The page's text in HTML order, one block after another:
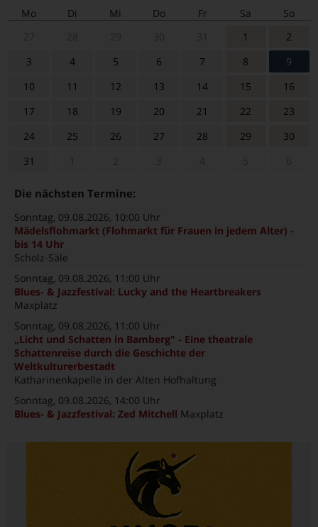
Mo Di Mi Do Fr Sa
So
1
2
3
4 5 6 7 8
9
10
11 12 13 14 15
16
17
18 19 20 21 22
23
24
25 26 27 28 29
30
31
Die nächsten Termine:
Sonntag, 09.08.2026, 10:00 Uhr
Mädelsflohmarkt (Flohmarkt für Frauen in jedem Alter) -
bis 14 Uhr
Scholz-Säle
Sonntag, 09.08.2026, 11:00 Uhr
Blues- & Jazzfestival: Lucky and the Heartbreakers
Maxplatz
Sonntag, 09.08.2026, 11:00 Uhr
„Licht und Schatten in Bamberg" - Eine theatrale
Schattenreise durch die Geschichte der
Weltkulturerbestadt
Katharinenkapelle in der Alten Hofhaltung
Sonntag, 09.08.2026, 14:00 Uhr
Blues- & Jazzfestival: Zed Mitchell Maxplatz